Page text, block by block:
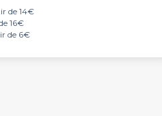
de 14€
16€
de 6€